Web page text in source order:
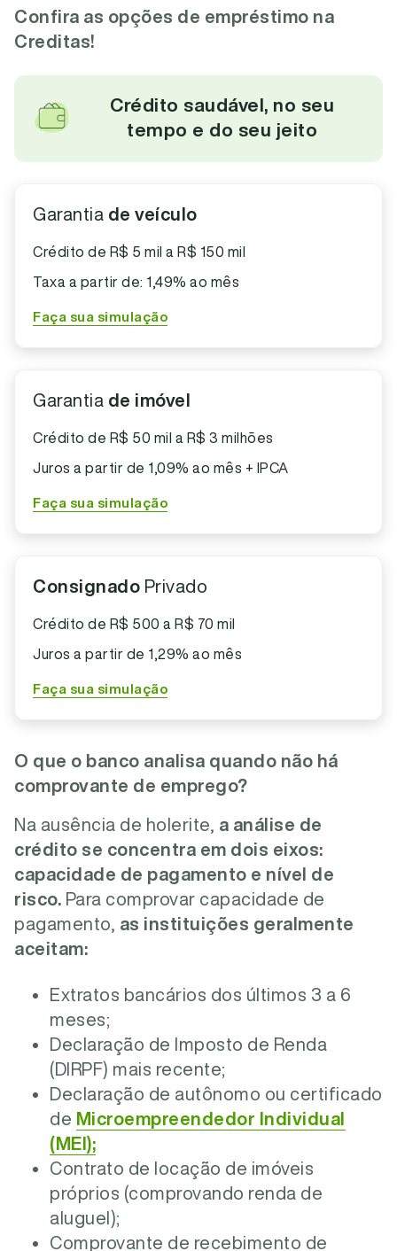
Confira as opções de empréstimo na
Creditas!
Crédito saudável, no seu
tempo e do seu jeito
Garantia de veículo
Crédito de R$ 5 mil a R$ 150 mil
Taxa a partir de: 1,49% ao mês
Faça sua simulação
Garantia de imóvel
Crédito de R$ 50 mil a R$ 3 milhões
Juros a partir de 1,09% ao mês + IPCA
Faça sua simulação
Consignado Privado
Crédito de R$ 500 a R$ 70 mil
Juros a partir de 1,29% ao mês
Faça sua simulação
O que o banco analisa quando não há
comprovante de emprego?
Na ausência de holerite, a análise de
crédito se concentra em dois eixos:
capacidade de pagamento e nível de
risco. Para comprovar capacidade de
pagamento, as instituições geralmente
aceitam:
Extratos bancários dos últimos 3 a 6
meses;
Declaração de Imposto de Renda
(DIRPF) mais recente;
Declaração de autônomo ou certificado
de Microempreendedor Individual
(MEI);
Contrato de locação de imóveis
próprios (comprovando renda de
aluguel);
Comprovante de recebimento de